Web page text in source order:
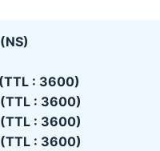
: 3600)
: 3600)
: 3600)
: 3600)